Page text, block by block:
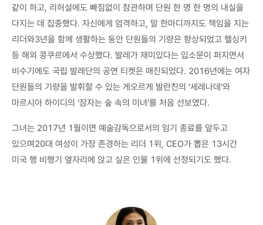
같이 하고, 리허설에도 빠짐없이 참관하며 단원 한 명 한 명의 내실을
다지는 데 집중했다. 자신에게 엄격하고, 말 한마디까지도 책임을 지는
리더와3년을 함께 생활하는 동안 단원들의 기량은 향상되었고 헬싱키
등 해외 콩쿠르에서 수상했다. 발레가 재미있다는 입소문이 퍼지면서
비수기에도 국립 발레단의 공연 티켓은 매진되었다. 2016년에는 여자
단원들의 기량을 발휘할 수 있는 게오르게 발란친의 ‘세레나데’와
마르시아 하이디의 ‘잠자는 숲 속의 미녀’를 처음 선보였다.
그녀는 2017년 1월이면 예술감독으로서의 임기 종료를 앞두고
있으며20대 여성이 가장 존경하는 리더 1위, CEO가 뽑은 13시간
미국 행 비행기 옆자리에 앉고 싶은 인물 1위에 선정되기도 했다.